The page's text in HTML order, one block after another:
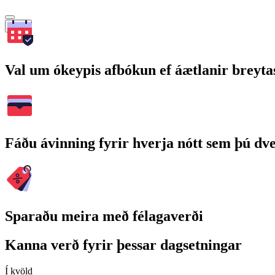
Leita
Val um ókeypis afbókun ef áætlanir
Fáðu ávinning fyrir hverja nótt sem þú
Sparaðu meira með félagaverði
Kanna verð fyrir þessar dagsetningar
Í kvöld